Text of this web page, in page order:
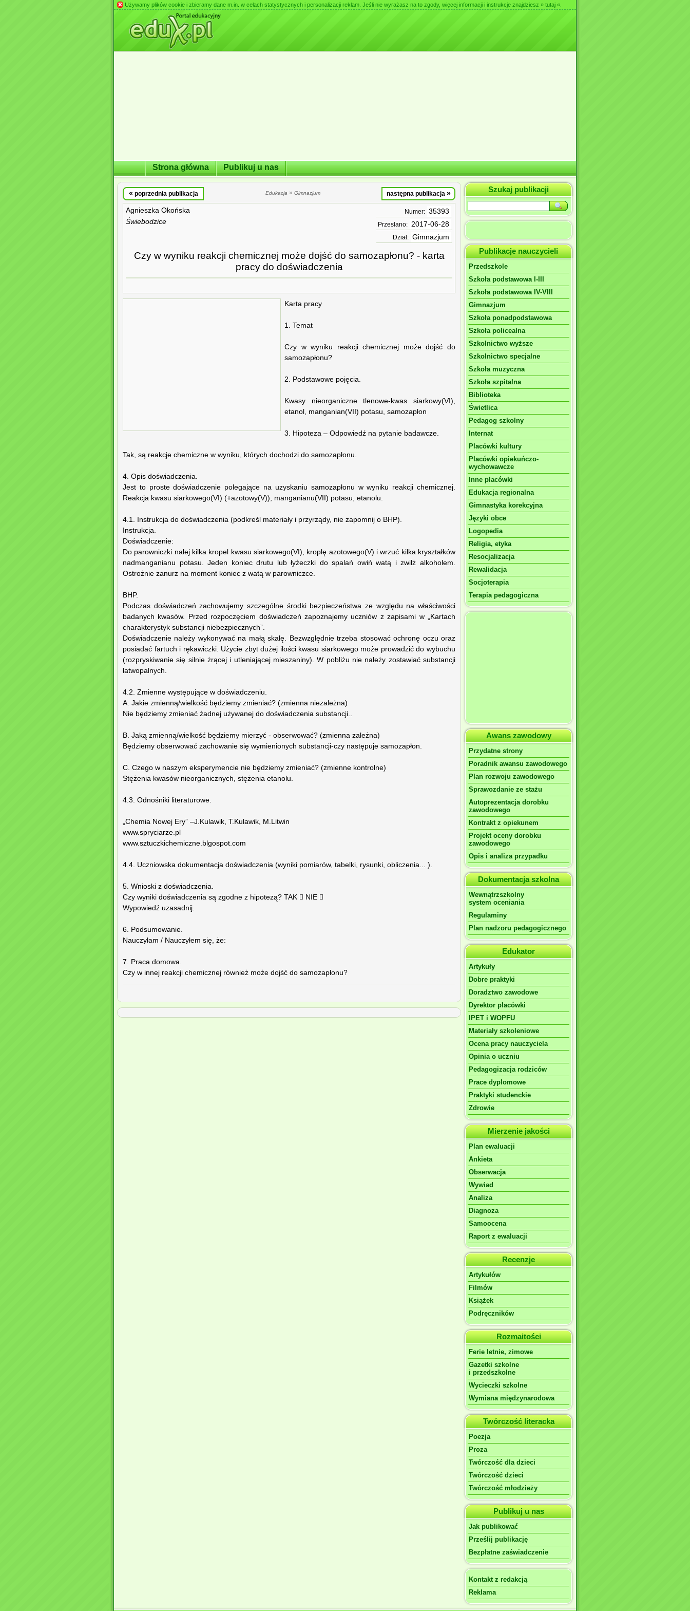
Używamy plików cookie i zbieramy dane m.in. w celach statystycznych i personalizacji reklam. Jeśli nie wyrażasz na to zgody, więcej informacji i instrukcje znajdziesz » tutaj «
Strona główna Publikuj u nas
« poprzednia publikacja Edukacja » Gimnazjum następna publikacja »
Agnieszka Okońska
Świebodzice
Numer: 35393
Przesłano: 2017-06-28
Dział: Gimnazjum
Czy w wyniku reakcji chemicznej może dojść do samozapłonu? - karta
pracy do doświadczenia
Karta pracy
1. Temat
Czy w wyniku reakcji chemicznej może dojść do
samozapłonu?
2. Podstawowe pojęcia.
Kwasy nieorganiczne tlenowe-kwas siarkowy(VI),
etanol, manganian(VII) potasu, samozapłon
3. Hipoteza – Odpowiedź na pytanie badawcze.
Tak, są reakcje chemiczne w wyniku, których dochodzi do samozapłonu.
4. Opis doświadczenia.
Jest to proste doświadczenie polegające na uzyskaniu samozapłonu w wyniku reakcji chemicznej.
Reakcja kwasu siarkowego(VI) (+azotowy(V)), manganianu(VII) potasu, etanolu.
4.1. Instrukcja do doświadczenia (podkreśl materiały i przyrządy, nie zapomnij o BHP).
Instrukcja.
Doświadczenie:
Do parowniczki nalej kilka kropel kwasu siarkowego(VI), kroplę azotowego(V) i wrzuć kilka kryształków
nadmanganianu potasu. Jeden koniec drutu lub łyżeczki do spalań owiń watą i zwilż alkoholem.
Ostrożnie zanurz na moment koniec z watą w parowniczce.
BHP.
Podczas doświadczeń zachowujemy szczególne środki bezpieczeństwa ze względu na właściwości
badanych kwasów. Przed rozpoczęciem doświadczeń zapoznajemy uczniów z zapisami w „Kartach
charakterystyk substancji niebezpiecznych”.
Doświadczenie należy wykonywać na małą skalę. Bezwzględnie trzeba stosować ochronę oczu oraz
posiadać fartuch i rękawiczki. Użycie zbyt dużej ilości kwasu siarkowego może prowadzić do wybuchu
(rozpryskiwanie się silnie żrącej i utleniającej mieszaniny). W pobliżu nie należy zostawiać substancji
łatwopalnych.
4.2. Zmienne występujące w doświadczeniu.
A. Jakie zmienną/wielkość będziemy zmieniać? (zmienna niezależna)
Nie będziemy zmieniać żadnej używanej do doświadczenia substancji..
B. Jaką zmienną/wielkość będziemy mierzyć - obserwować? (zmienna zależna)
Będziemy obserwować zachowanie się wymienionych substancji-czy następuje samozapłon.
C. Czego w naszym eksperymencie nie będziemy zmieniać? (zmienne kontrolne)
Stężenia kwasów nieorganicznych, stężenia etanolu.
4.3. Odnośniki literaturowe.
„Chemia Nowej Ery” –J.Kulawik, T.Kulawik, M.Litwin
www.spryciarze.pl
www.sztuczkichemiczne.blgospot.com
4.4. Uczniowska dokumentacja doświadczenia (wyniki pomiarów, tabelki, rysunki, obliczenia... ).
5. Wnioski z doświadczenia.
Czy wyniki doświadczenia są zgodne z hipotezą? TAK  NIE 
Wypowiedź uzasadnij.
6. Podsumowanie.
Nauczyłam / Nauczyłem się, że:
7. Praca domowa.
Czy w innej reakcji chemicznej również może dojść do samozapłonu?
Szukaj publikacji
Publikacje nauczycieli
Przedszkole
Szkoła podstawowa I-III
Szkoła podstawowa IV-VIII
Gimnazjum
Szkoła ponadpodstawowa
Szkoła policealna
Szkolnictwo wyższe
Szkolnictwo specjalne
Szkoła muzyczna
Szkoła szpitalna
Biblioteka
Świetlica
Pedagog szkolny
Internat
Placówki kultury
Placówki opiekuńczo-
wychowawcze
Inne placówki
Edukacja regionalna
Gimnastyka korekcyjna
Języki obce
Logopedia
Religia, etyka
Resocjalizacja
Rewalidacja
Socjoterapia
Terapia pedagogiczna
Awans zawodowy
Przydatne strony
Poradnik awansu zawodowego
Plan rozwoju zawodowego
Sprawozdanie ze stażu
Autoprezentacja dorobku
zawodowego
Kontrakt z opiekunem
Projekt oceny dorobku
zawodowego
Opis i analiza przypadku
Dokumentacja szkolna
Wewnątrzszkolny
system oceniania
Regulaminy
Plan nadzoru pedagogicznego
Edukator
Artykuły
Dobre praktyki
Doradztwo zawodowe
Dyrektor placówki
IPET i WOPFU
Materiały szkoleniowe
Ocena pracy nauczyciela
Opinia o uczniu
Pedagogizacja rodziców
Prace dyplomowe
Praktyki studenckie
Zdrowie
Mierzenie jakości
Plan ewaluacji
Ankieta
Obserwacja
Wywiad
Analiza
Diagnoza
Samoocena
Raport z ewaluacji
Recenzje
Artykułów
Filmów
Książek
Podręczników
Rozmaitości
Ferie letnie, zimowe
Gazetki szkolne
i przedszkolne
Wycieczki szkolne
Wymiana międzynarodowa
Twórczość literacka
Poezja
Proza
Twórczość dla dzieci
Twórczość dzieci
Twórczość młodzieży
Publikuj u nas
Jak publikować
Prześlij publikację
Bezpłatne zaświadczenie
Kontakt z redakcją
Reklama